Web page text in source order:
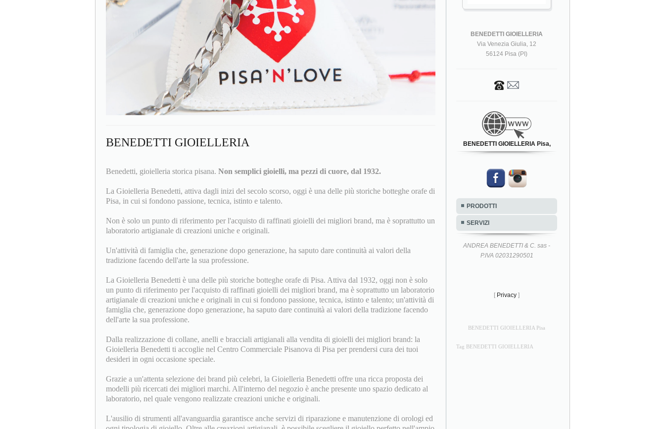
BENEDETTI GIOIELLERIA
Benedetti, gioielleria storica pisana. Non semplici gioielli, ma pezzi di cuore, dal 1932.
La Gioielleria Benedetti, attiva dagli inizi del secolo scorso, oggi è una delle più storiche botteghe orafe di
Pisa, in cui si fondono passione, tecnica, istinto e talento.
Non è solo un punto di riferimento per l'acquisto di raffinati gioielli dei migliori brand, ma è soprattutto un
laboratorio artigianale di creazioni uniche e originali.
Un'attività di famiglia che, generazione dopo generazione, ha saputo dare continuità ai valori della
tradizione facendo dell'arte la sua professione.
La Gioielleria Benedetti è una delle più storiche botteghe orafe di Pisa. Attiva dal 1932, oggi non è solo
un punto di riferimento per l'acquisto di raffinati gioielli dei migliori brand, ma è soprattutto un laboratorio
artigianale di creazioni uniche e originali in cui si fondono passione, tecnica, istinto e talento; un'attività di
famiglia che, generazione dopo generazione, ha saputo dare continuità ai valori della tradizione facendo
dell'arte la sua professione.
Dalla realizzazione di collane, anelli e bracciali artigianali alla vendita di gioielli dei migliori brand: la
Gioielleria Benedetti ti accoglie nel Centro Commerciale Pisanova di Pisa per prendersi cura dei tuoi
desideri in ogni occasione speciale.
Grazie a un'attenta selezione dei brand più celebri, la Gioielleria Benedetti offre una ricca proposta dei
modelli più ricercati dei migliori marchi. All'interno del negozio è anche presente uno spazio dedicato al
laboratorio, nel quale vengono realizzate creazioni uniche e originali.
L'ausilio di strumenti all'avanguardia garantisce anche servizi di riparazione e manutenzione di orologi ed
BENEDETTI GIOIELLERIA
Via Venezia Giulia, 12
56124 Pisa (PI)
BENEDETTI GIOIELLERIA Pisa,
PRODOTTI
SERVIZI
ANDREA BENEDETTI & C. sas -
P.IVA 02031290501
[ Privacy ]
BENEDETTI GIOIELLERIA Pisa
Tag BENEDETTI GIOIELLERIA